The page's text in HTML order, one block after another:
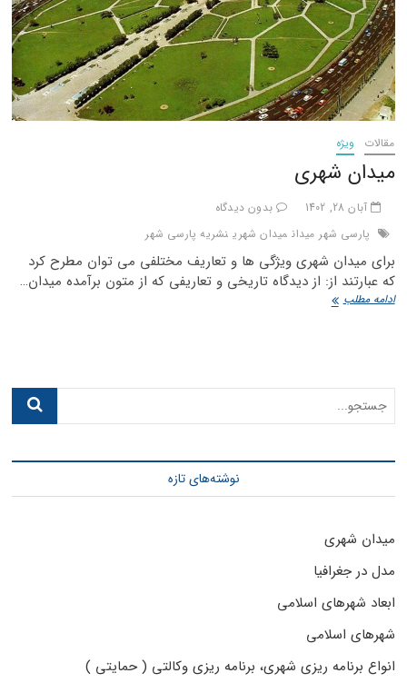
مقالات ویژه
میدان شهری
آبان 28, 1402
بدون دیدگاه
پارسی شهر میدان میدان شهری نشریه پارسی شهر
برای میدان شهری ویژگی ها و تعاریف مختلفی می توان مطرح کرد
که عبارتند از: از دیدگاه تاریخی و تعاریفی که از متون برآمده میدان…
ادامه مطلب میدان
جستجو...
نوشته‌های تازه
میدان شهری
مدل در جغرافیا
ابعاد شهرهای اسلامی
شهرهای اسلامی
انواع برنامه ریزی شهری، برنامه ریزی وکالتی ( حمایتی )